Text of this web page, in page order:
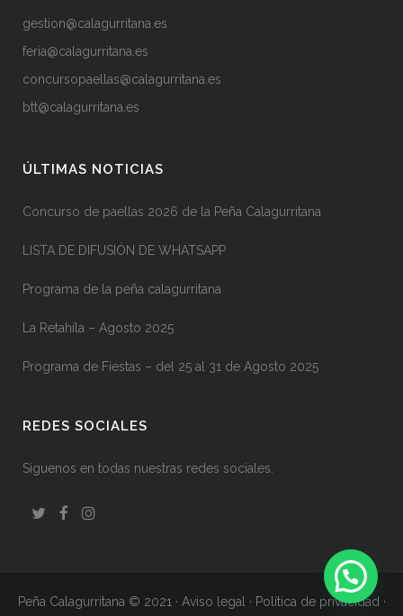
gestion@calagurritana.es
feria@calagurritana.es
concursopaellas@calagurritana.es
btt@calagurritana.es
ÚLTIMAS NOTICIAS
Concurso de paellas 2026 de la Peña Calagurritana
LISTA DE DIFUSIÓN DE WHATSAPP
Programa de la peña calagurritana
La Retahíla – Agosto 2025
Programa de Fiestas – del 25 al 31 de Agosto 2025
REDES SOCIALES
Síguenos en todas nuestras redes sociales.
Peña Calagurritana © 2021 · Aviso legal · Política de privacidad ·